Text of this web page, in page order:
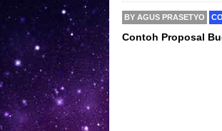
BY AGUS PRASETYO
Contoh Proposal